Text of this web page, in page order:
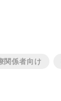
関係者向け